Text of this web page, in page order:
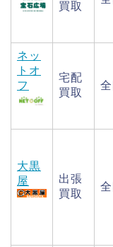
買取
ネッ
トオ
フ
宅配
買取
全
大黒
屋
出張
買取
全